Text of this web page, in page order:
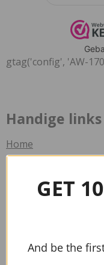
gtag('config', 'AW-
Handige links
Home
Verzend informatie
Algemene
GET
And be the